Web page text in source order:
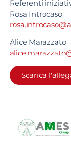
Referenti
Rosa Introcaso
Alice Marazzato
Scarica